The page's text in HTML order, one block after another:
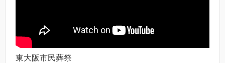
東大阪市民葬祭